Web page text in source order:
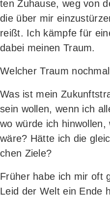
ten Zuhau­se, weg von
die über mir
reißt. Ich kämp­fe für
dabei mei­nen Traum.
Wel­cher Traum
Was ist mein
sein wol­len, wenn ich
wo wür­de ich hin­wol­len,
wäre? Hät­te ich die
chen Ziele?
Frü­her habe ich mir oft
Leid der Welt ein Ende